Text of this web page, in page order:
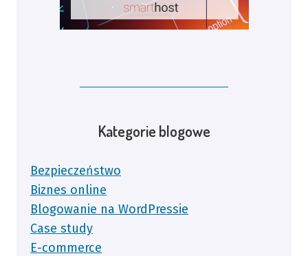
Kategorie blogowe
Bezpieczeństwo
Biznes online
Blogowanie na WordPressie
Case study
E-commerce